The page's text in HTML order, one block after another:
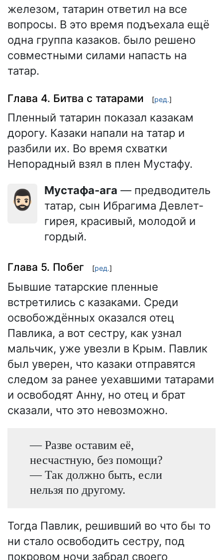
железом, татарин ответил на все
вопросы. В это время подъехала ещё
одна группа казаков. было решено
совместными силами напасть на
татар.
Глава 4. Битва с татарами [ред.]
Пленный татарин показал казакам
дорогу. Казаки напали на татар и
разбили их. Во время схватки
Непорадный взял в плен Мустафу.
🧔🏻‍♂️ Мустафа-ага — предводитель
татар, сын Ибрагима Девлет-
гирея, красивый, молодой и
гордый.
Глава 5. Побег [ред.]
Бывшие татарские пленные
встретились с казаками. Среди
освобождённых оказался отец
Павлика, а вот сестру, как узнал
мальчик, уже увезли в Крым. Павлик
был уверен, что казаки отправятся
следом за ранее уехавшими татарами
и освободят Анну, но отец и брат
сказали, что это невозможно.
— Разве оставим её,
несчастную, без помощи?
— Так должно быть, если
нельзя по другому.
Тогда Павлик, решивший во что бы то
ни стало освободить сестру, под
покровом ночи забрал своего